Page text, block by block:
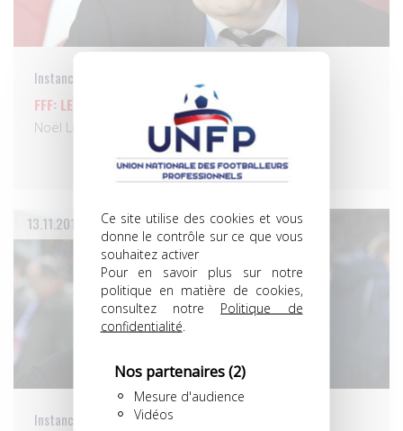
Ce site utilise des cookies et vous
donne le contrôle sur ce que vous
souhaitez activer
Pour en savoir plus sur notre
politique en matière de cookies,
consultez notre Politique de
confidentialité
Nos partenaires(2)
Mesure d'audience
Vidéos
Instances
FFF: LE GRAËT PRÉSENTE SON ÉQUIPE…
Noël Le Graët, président de la FFF, et grand…
13.11.2012
Instances